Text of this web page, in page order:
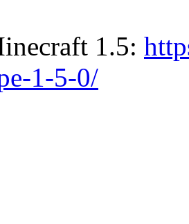
1.5:
1-5-0/